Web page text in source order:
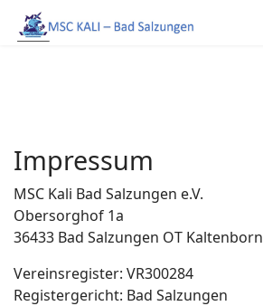
Impressum
MSC Kali Bad Salzungen e.V.
Obersorghof 1a
36433 Bad Salzungen OT Kaltenborn
Vereinsregister: VR300284
Registergericht: Bad Salzungen